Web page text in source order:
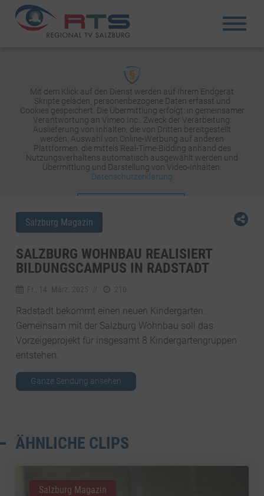
Mit dem Klick auf den Dienst werden auf Ihrem Endgerät
Skripte geladen, personenbezogene Daten erfasst und
Cookies gespeichert. Die Übermittlung erfolgt: in gemeinsamer
Verantwortung an Vimeo Inc.. Zweck der Verarbeitung:
Auslieferung von Inhalten, die von Dritten bereitgestellt
werden, Auswahl von Online-Werbung auf anderen
Plattformen, die mittels Real-Time-Bidding anhand des
Nutzungsverhaltens automatisch ausgewählt werden und
Übermittlung und Darstellung von Video-Inhalten.
Datenschutzerklärung
Salzburg Magazin
SALZBURG WOHNBAU REALISIERT
BILDUNGSCAMPUS IN RADSTADT
Fr., 14. März. 2025 210
Radstadt bekommt einen neuen Kindergarten.
Gemeinsam mit der Salzburg Wohnbau soll das
Vorzeigeprojekt für insgesamt 8 Kindergartengruppen
entstehen.
Ganze Sendung ansehen
ÄHNLICHE CLIPS
Salzburg Magazin